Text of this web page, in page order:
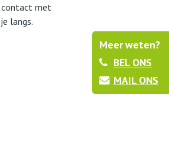
Meer weten?
BEL ONS
MAIL ONS
contact met
langs.